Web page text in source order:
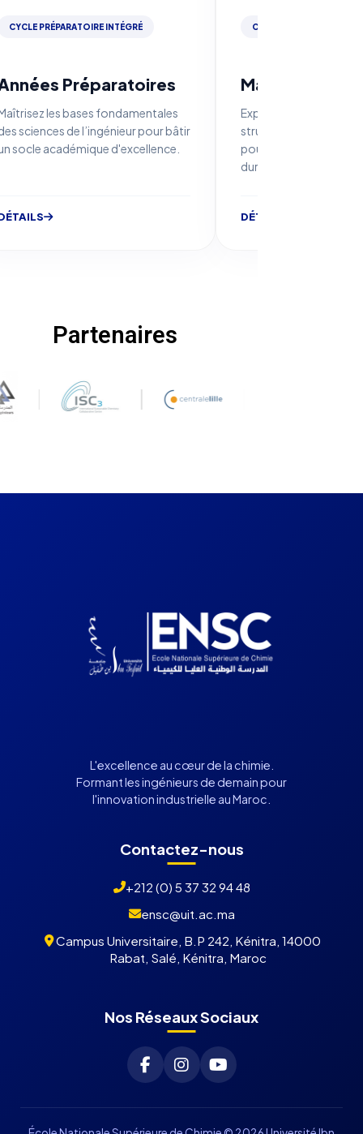
CYCLE PRÉPARATOIRE INTÉGRÉ
Préparatoires
les bases fondamentales
sciences de l’ingénieur pour bâtir
socle académique d'excellence.
CYCLE INGÉNIEUR
Matériaux et
Expertise avancée en
structurale et génie
pour l'innovation
durable.
DÉTAILS
Partenaires
L'excellence au cœur de la chimie.
Formant les ingénieurs de demain pour
l'innovation industrielle au Maroc.
Contactez-nous
+212 (0) 5 37 32 94 48
ensc@uit.ac.ma
Campus Universitaire, B.P 242, Kénitra, 14000
Rabat, Salé, Kénitra, Maroc
Nos Réseaux Sociaux